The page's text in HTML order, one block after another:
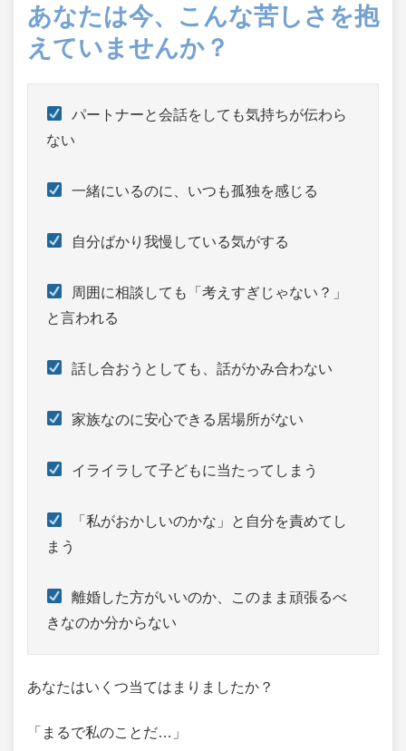
あなたは今、こんな苦しさを抱
えていませんか？
パートナーと会話をしても気持ちが伝わら
ない
一緒にいるのに、いつも孤独を感じる
自分ばかり我慢している気がする
周囲に相談しても「考えすぎじゃない？」
と言われる
話し合おうとしても、話がかみ合わない
家族なのに安心できる居場所がない
イライラして子どもに当たってしまう
「私がおかしいのかな」と自分を責めてし
まう
離婚した方がいいのか、このまま頑張るべ
きなのか分からない
あなたはいくつ当てはまりましたか？
「まるで私のことだ…」